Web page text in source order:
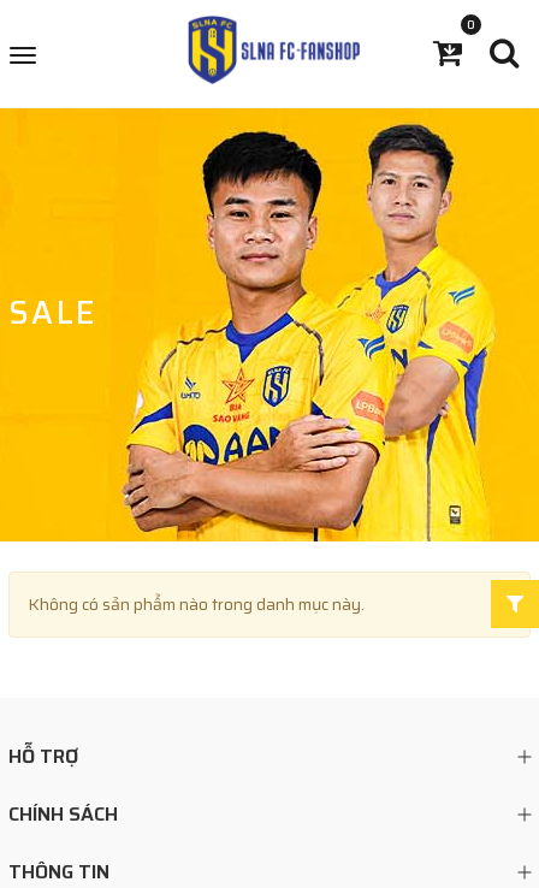
0
SALE
×
Không có sản phẩm nào trong danh mục này.
HỖ TRỢ
CHÍNH SÁCH
THÔNG TIN